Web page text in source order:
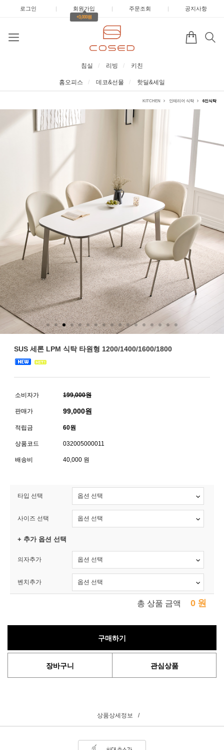
로그인 | 회원가입 |
+3,000원
주문조회 | 공지사항
침실 리빙 키친
홈오피스 데코&선물 핫딜&세일
KITCHEN 인테리어 식탁 6인식탁
SUS 세론 LPM 식탁 타원형 1200/1400/1600/1800
소비자가 199,000원
판매가 99,000원
적립금 60원
상품코드 032005000011
배송비 40,000 원
타입 선택
사이즈 선택
+ 추가 옵션 선택
의자추가
벤치추가
총 상품 금액 0 원
구매하기
장바구니 관심상품
상품상세정보